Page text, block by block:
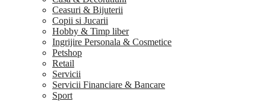
Ceasuri & Bijuterii
Copii si Jucarii
Hobby & Timp liber
Ingrijire Personala & Cosmetice
Petshop
Retail
Servicii
Servicii Financiare & Bancare
Sport